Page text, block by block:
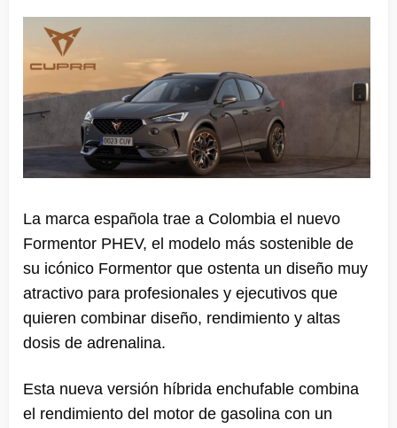
La marca española trae a Colombia el nuevo
Formentor PHEV, el modelo más sostenible de
su icónico Formentor que ostenta un diseño muy
atractivo para profesionales y ejecutivos que
quieren combinar diseño, rendimiento y altas
dosis de adrenalina.
Esta nueva versión híbrida enchufable combina
el rendimiento del motor de gasolina con un